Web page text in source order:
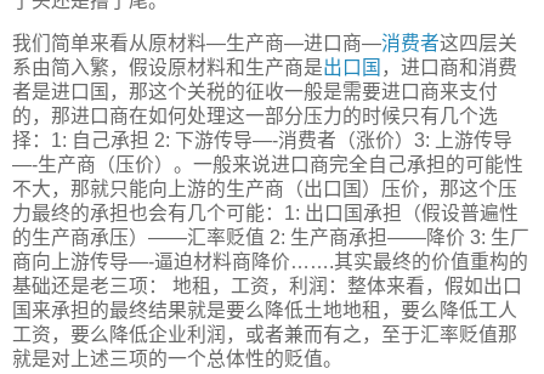
我们简单来看从原材料—生产商—进口商—消费者这四层关
系由简入繁，假设原材料和生产商是出口国 ，进口商和消费
者是进口国，那这个关税的征收一般是需要进口商来支付
的，那进口商在如何处理这一部分压力的时候只有几个选
择：1: 自己承担 2: 下游传导—-消费者（涨价）3: 上游传导
—-生产商（压价）。一般来说进口商完全自己承担的可能性
不大，那就只能向上游的生产商（出口国）压价，那这个压
力最终的承担也会有几个可能：1: 出口国承担（假设普遍性
的生产商承压）——汇率贬值 2: 生产商承担——降价 3: 生厂
商向上游传导—-逼迫材料商降价…….其实最终的价值重构的
基础还是老三项： 地租，工资，利润：整体来看，假如出口
国来承担的最终结果就是要么降低土地地租，要么降低工人
工资，要么降低企业利润，或者兼而有之，至于汇率贬值那
就是对上述三项的一个总体性的贬值。